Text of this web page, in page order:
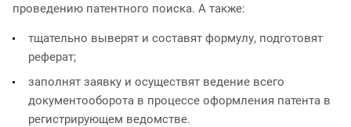
проведению патентного поиска. А также:
тщательно выверят и составят формулу, подготовят
реферат;
заполнят заявку и осуществят ведение всего
документооборота в процессе оформления патента в
регистрирующем ведомстве.